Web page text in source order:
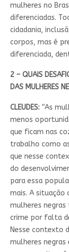
mulheres no
diferenciadas.
cidadania,
corpos, mas é
diferenciada,
2 – QUAIS
DAS MULHERES
CLEUDES:“As
menos
que ficam nas
trabalho como
que nesse
do
para essa
mais. A situação
mulheres
crime por falta
Nesse contexto
mulheres negras